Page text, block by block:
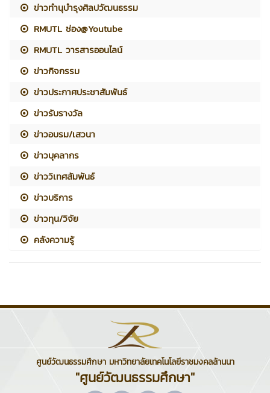
ข่าวทำนุบำรุงศิลปวัฒนธรรม
RMUTL ช่อง@Youtube
RMUTL วารสารออนไลน์
ข่าวกิจกรรม
ข่าวประกาศประชาสัมพันธ์
ข่าวรับรางวัล
ข่าวอบรม/เสวนา
ข่าวบุคลากร
ข่าววิเทศสัมพันธ์
ข่าวบริการ
ข่าวทุน/วิจัย
คลังความรู้
ศูนย์วัฒนธรรมศึกษา มหาวิทยาลัยเทคโนโลยีราชมงคลล้านนา
"ศูนย์วัฒนธรรมศึกษา"